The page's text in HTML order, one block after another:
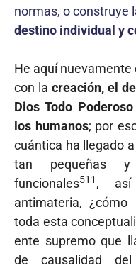
normas, o construye
destino individual y
He aquí
con la creación, el
Dios Todo
los humanos; por
cuántica ha llegado
tan pequeñas y
funcionales511 , así
antimateria,
toda esta
ente supremo que
de causalidad